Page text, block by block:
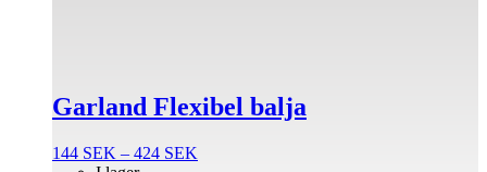
Garland Flexibel balja
144 SEK – 424 SEK
kan
väljas
produktsidan